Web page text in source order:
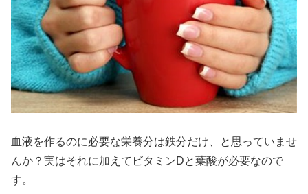
血液を作るのに必要な栄養分は鉄分だけ、と思っていませ
んか？実はそれに加えてビタミンDと葉酸が必要なので
す。